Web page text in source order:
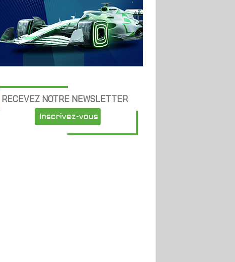
RECEVEZ NOTRE NEWSLETTER
Inscrivez-vous